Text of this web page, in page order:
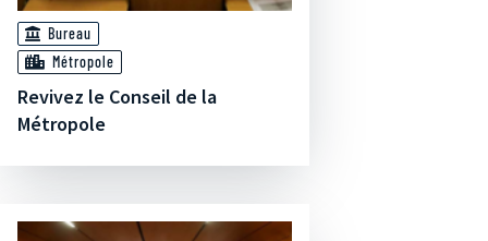
Bureau
Métropole
Revivez le Conseil de la
Métropole